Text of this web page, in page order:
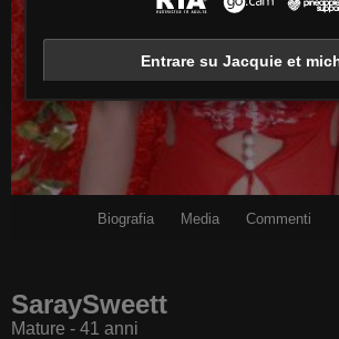
Biografia Media Commenti
SaraySweett
Mature - 41 anni
Entrare su Jacquie et